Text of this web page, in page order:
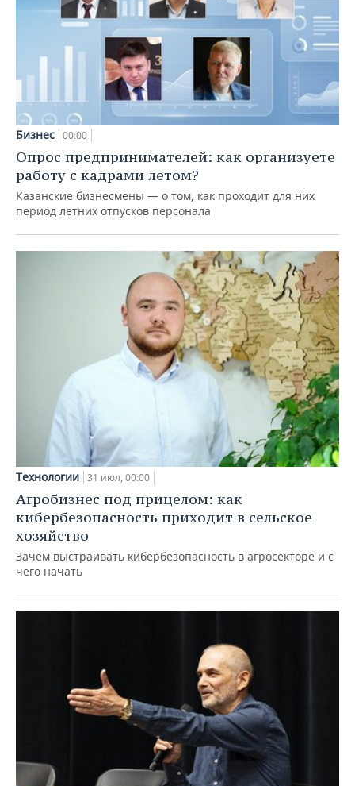
Бизнес 00:00
Опрос предпринимателей: как организуете
работу с кадрами летом?
Казанские бизнесмены — о том, как проходит для них
период летних отпусков персонала
Технологии 31 июл, 00:00
Агробизнес под прицелом: как
кибербезопасность приходит в сельское
хозяйство
Зачем выстраивать кибербезопасность в агросекторе и с
чего начать